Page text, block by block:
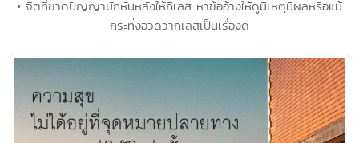
• จิตที่ขาดปัญญามักหันหลังให้กิเลส หาข้ออ้างให้ดูมีเหตุมีผลหรือแม้
กระทั่งอวดว่ากิเลสเป็นเรื่องดี